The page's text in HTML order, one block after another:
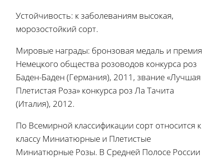
Устойчивость: к заболеваниям высокая,
морозостойкий сорт.
Мировые награды: бронзовая медаль и премия
Немецкого общества розоводов конкурса роз
Баден-Баден (Германия), 2011, звание «Лучшая
Плетистая Роза» конкурса роз Ла Тачита
(Италия), 2012.
По Всемирной классификации сорт относится к
классу Миниатюрные и Плетистые
Миниатюрные Розы. В Средней Полосе России